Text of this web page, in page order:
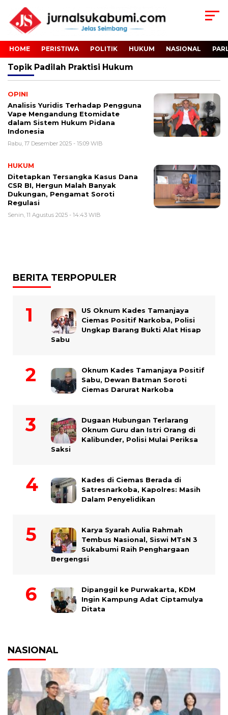
HOME PERISTIWA POLITIK HUKUM NASIONAL
Topik Padilah Praktisi Hukum
OPINI
Analisis Yuridis Terhadap Pengguna
Vape Mengandung Etomidate
dalam Sistem Hukum Pidana
Indonesia
Rabu, 17 Desember 2025 - 15:09 WIB
HUKUM
Ditetapkan Tersangka Kasus Dana
CSR BI, Hergun Malah Banyak
Dukungan, Pengamat Soroti
Regulasi
Senin, 11 Agustus 2025 - 14:43 WIB
BERITA TERPOPULER
US Oknum Kades Tamanjaya
Ciemas Positif Narkoba, Polisi
Ungkap Barang Bukti Alat Hisap
Sabu
Oknum Kades Tamanjaya Positif
Sabu, Dewan Batman Soroti
Ciemas Darurat Narkoba
Dugaan Hubungan Terlarang
Oknum Guru dan Istri Orang di
Kalibunder, Polisi Mulai Periksa
Saksi
Kades di Ciemas Berada di
Satresnarkoba, Kapolres: Masih
Dalam Penyelidikan
Karya Syarah Aulia Rahmah
Tembus Nasional, Siswi MTsN 3
Sukabumi Raih Penghargaan
Bergengsi
Dipanggil ke Purwakarta, KDM
Ingin Kampung Adat Ciptamulya
Ditata
NASIONAL